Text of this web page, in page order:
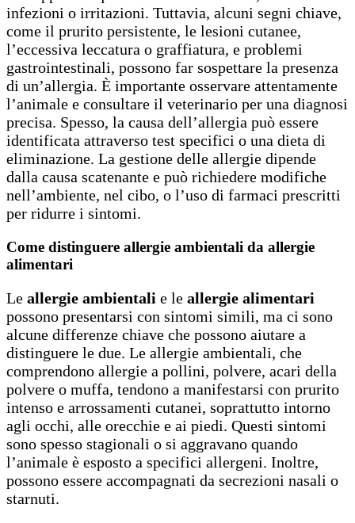
infezioni o irritazioni. Tuttavia, alcuni segni chiave,
come il prurito persistente, le lesioni cutanee,
l’eccessiva leccatura o graffiatura, e problemi
gastrointestinali, possono far sospettare la presenza
di un’allergia. È importante osservare attentamente
l’animale e consultare il veterinario per una diagnosi
precisa. Spesso, la causa dell’allergia può essere
identificata attraverso test specifici o una dieta di
eliminazione. La gestione delle allergie dipende
dalla causa scatenante e può richiedere modifiche
nell’ambiente, nel cibo, o l’uso di farmaci prescritti
per ridurre i sintomi.
Come distinguere allergie ambientali da allergie
alimentari
Le allergie ambientali e le allergie alimentari
possono presentarsi con sintomi simili, ma ci sono
alcune differenze chiave che possono aiutare a
distinguere le due. Le allergie ambientali, che
comprendono allergie a pollini, polvere, acari della
polvere o muffa, tendono a manifestarsi con prurito
intenso e arrossamenti cutanei, soprattutto intorno
agli occhi, alle orecchie e ai piedi. Questi sintomi
sono spesso stagionali o si aggravano quando
l’animale è esposto a specifici allergeni. Inoltre,
possono essere accompagnati da secrezioni nasali o
starnuti.